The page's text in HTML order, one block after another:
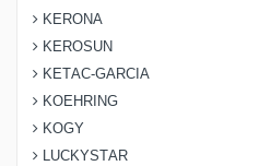
KERONA
KEROSUN
KETAC-GARCIA
KOEHRING
KOGY
LUCKYSTAR